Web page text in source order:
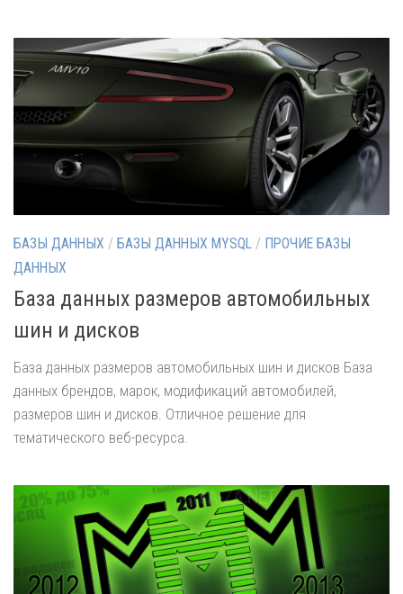
БАЗЫ ДАННЫХ / БАЗЫ ДАННЫХ MYSQL / ПРОЧИЕ БАЗЫ
ДАННЫХ
База данных размеров автомобильных
шин и дисков
База данных размеров автомобильных шин и дисков База
данных брендов, марок, модификаций автомобилей,
размеров шин и дисков. Отличное решение для
тематического веб-ресурса.